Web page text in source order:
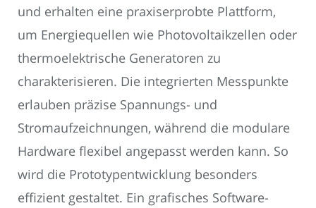
und erhalten eine praxiserprobte Plattform,
um Energiequellen wie Photovoltaikzellen oder
thermoelektrische Generatoren zu
charakterisieren. Die integrierten Messpunkte
erlauben präzise Spannungs- und
Stromaufzeichnungen, während die modulare
Hardware flexibel angepasst werden kann. So
wird die Prototypentwicklung besonders
effizient gestaltet. Ein grafisches Software-